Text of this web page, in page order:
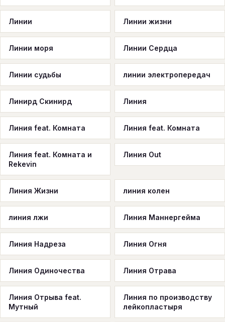
Линии Линии жизни
Линии моря Линии Сердца
Линии судьбы линии электропередач
Линирд Скинирд Линия
Линия feat. Комната Линия feat. Комната
Линия feat. Комната и
Rekevin
Линия Out
Линия Жизни линия колен
линия лжи Линия Маннергейма
Линия Надреза Линия Огня
Линия Одиночества Линия Отрава
Линия Отрыва feat.
Мутный
Линия по производству
лейкопластыря